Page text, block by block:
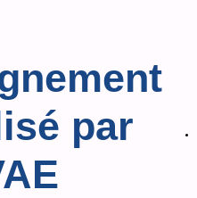
par